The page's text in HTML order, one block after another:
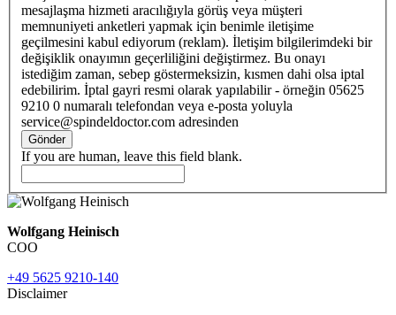
mesajlaşma hizmeti aracılığıyla görüş veya müşteri
memnuniyeti anketleri yapmak için benimle iletişime
geçilmesini kabul ediyorum (reklam). İletişim bilgilerimdeki bir
değişiklik onayımın geçerliliğini değiştirmez. Bu onayı
istediğim zaman, sebep göstermeksizin, kısmen dahi olsa iptal
edebilirim. İptal gayri resmi olarak yapılabilir - örneğin 05625
9210 0 numaralı telefondan veya e-posta yoluyla
service@spindeldoctor.com adresinden
Gönder
If you are human, leave this field blank.
Wolfgang Heinisch
COO
+49 5625 9210-140
Disclaimer